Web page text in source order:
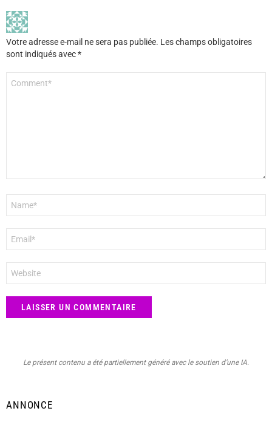
Votre adresse e-mail ne sera pas publiée. Les champs obligatoires
sont indiqués avec*
mail
*
web
Le présent contenu a été partiellement généré avec le soutien d’une IA.
ANNONCE